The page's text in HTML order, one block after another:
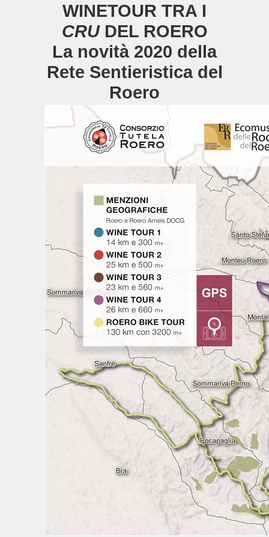
WINETOUR TRA I
CRUDEL ROERO
La novità 2020 della
Rete Sentieristica del
Roero